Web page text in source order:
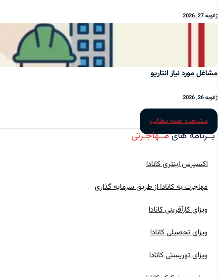
ژانویه 27, 2026
مشاغل مورد نیاز انتاریو
ژانویه 26, 2026
مشاهده همه مطالب
بــرنامه‌ هایمــهاجـرتی
اکسپرس اینتری کانادا
مهاجرت به کانادا از طریق سرمایه گذاری
ویزای کارآفرینی کانادا
ویزای تحصیلی کانادا
ویزای توریستی کانادا